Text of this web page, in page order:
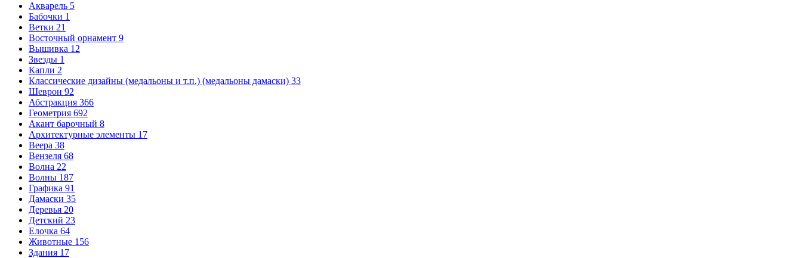
Акварель 5
Бабочки 1
Ветки 21
Восточный орнамент 9
Вышивка 12
Звезды 1
Капли 2
Классические дизайны (медальоны и т.п.) (медальоны дамаски) 33
Шеврон 92
Абстракция 366
Геометрия 692
Акант барочный 8
Архитектурные элементы 17
Веера 38
Вензеля 68
Волна 22
Волны 187
Графика 91
Дамаски 35
Деревья 20
Детский 23
Елочка 64
Животные 156
Здания 17